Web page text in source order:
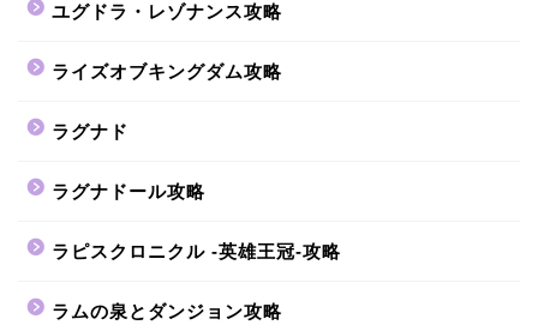
ユグドラ・レゾナンス攻略
ライズオブキングダム攻略
ラグナド
ラグナドール攻略
ラピスクロニクル -英雄王冠-攻略
ラムの泉とダンジョン攻略